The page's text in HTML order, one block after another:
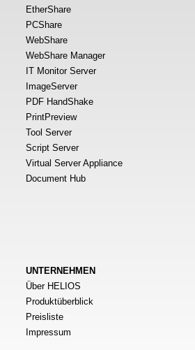
EtherShare
PCShare
WebShare
WebShare Manager
IT Monitor Server
ImageServer
PDF HandShake
PrintPreview
Tool Server
Script Server
Virtual Server Appliance
Document Hub
UNTERNEHMEN
Über HELIOS
Produktüberblick
Preisliste
Impressum